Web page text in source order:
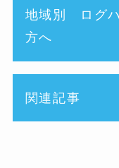
地域別 ログ
方へ
関連記事